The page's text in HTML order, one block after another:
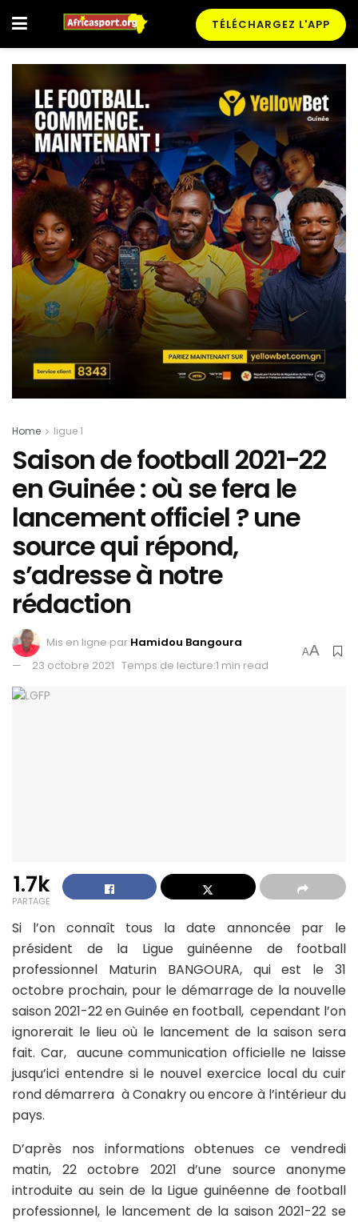
TÉLÉCHARGEZ L'APP
Home ligue 1
Saison de football 2021-22
en Guinée : où se fera le
lancement officiel ? une
source qui répond,
s’adresse à notre
rédaction
Mis en ligne par Hamidou Bangoura
23 octobre 2021 Temps de lecture:1 min read
AA
1.7k
PARTAGE
Si l’on connaît tous la date annoncée par le
président de la Ligue guinéenne de football
professionnel Maturin BANGOURA, qui est le 31
octobre prochain, pour le démarrage de la nouvelle
saison 2021-22 en Guinée en football, cependant l’on
ignorerait le lieu où le lancement de la saison sera
fait. Car, aucune communication officielle ne laisse
jusqu’ici entendre si le nouvel exercice local du cuir
rond démarrera à Conakry ou encore à l’intérieur du
pays.
D’après nos informations obtenues ce vendredi
matin, 22 octobre 2021 d’une source anonyme
introduite au sein de la Ligue guinéenne de football
professionnel, le lancement de la saison 2021-22 se